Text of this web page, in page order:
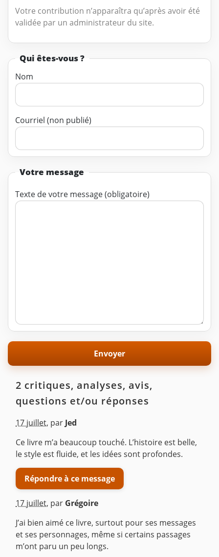
Votre contribution n’apparaîtra qu’après avoir été
validée par un administrateur du site.
Qui êtes-vous ?
Nom
Courriel (non publié)
Votre message
Texte de votre message (obligatoire)
2 critiques, analyses, avis,
questions et/ou réponses
17 juillet, par Jed
Ce livre m’a beaucoup touché. L’histoire est belle,
le style est fluide, et les idées sont profondes.
Répondre à ce message
17 juillet, par Grégoire
J’ai bien aimé ce livre, surtout pour ses messages
et ses personnages, même si certains passages
m’ont paru un peu longs.